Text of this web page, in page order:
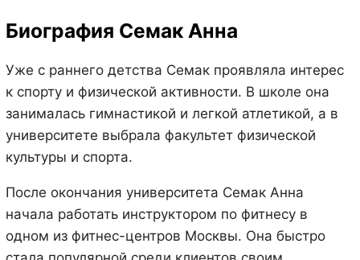
Биография Семак Анна
Уже с раннего детства Семак проявляла интерес
к спорту и физической активности. В школе она
занималась гимнастикой и легкой атлетикой, а в
университете выбрала факультет физической
культуры и спорта.
После окончания университета Семак Анна
начала работать инструктором по фитнесу в
одном из фитнес-центров Москвы. Она быстро